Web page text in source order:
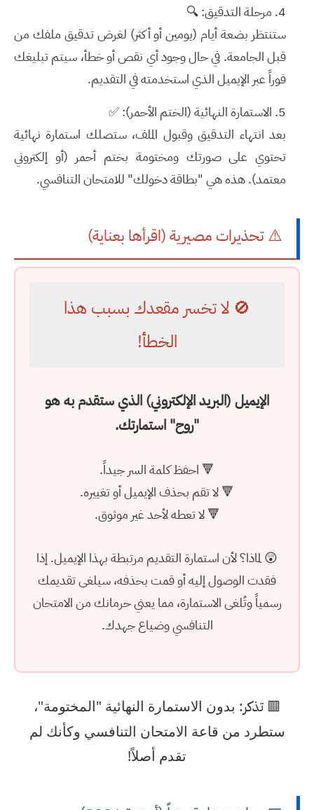
مرحلة التدقيق:🔍
ستنتظر بضعة أيام (يومين أو أكثر) لغرض تدقيق ملفك من
قبل الجامعة. في حال وجود أي نقص أو خطأ، سيتم تبليغك
فوراً عبر الإيميلالذي استخدمته في التقديم.
الاستمارة النهائية (الختم الأحمر):✅
بعد انتهاء التدقيق وقبول الملف، ستصلك استمارة نهائية
تحتوي على صورتك ومختومة بختم أحمر (أو إلكتروني
معتمد). هذه هي "بطاقة دخولك" للامتحان التنافسي.
⚠️ تحذيرات مصيرية (اقرأها بعناية)
🚫 لا تخسر مقعدك بسبب هذا
الخطأ!
الإيميل (البريد الإلكتروني) الذي ستقدم به هو
"روح" استمارتك.
🔻 احفظ كلمة السر جيداً.
🔻 لا تقم بحذف الإيميل أو تغييره.
🔻 لا تعطه لأحد غير موثوق.
😲لماذا؟لأن استمارة التقديم مرتبطة بهذا الإيميل. إذا
فقدت الوصول إليه أو قمت بحذفه، سيلغى تقديمك
رسمياً وتُلغى الاستمارة، مما يعني حرمانك من الامتحان
التنافسي وضياع جهدك.
🟥تذكر: بدون الاستمارة النهائية "المختومة"،
ستطرد من قاعة الامتحان التنافسي وكأنك لم
تقدم أصلاً!